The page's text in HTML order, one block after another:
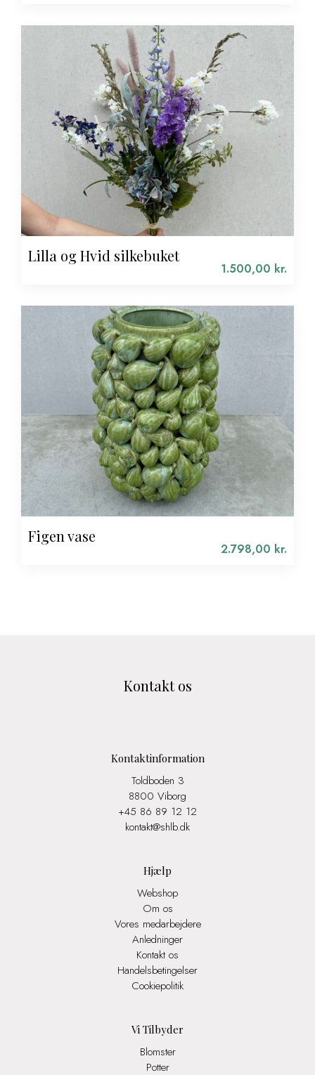
Lilla og Hvid silkebuket
1.500,00 kr.
Figen vase
2.798,00 kr.
Kontakt os
Kontaktinformation
Toldboden 3
8800 Viborg
+45 86 89 12 12
kontakt@shlb.dk
Hjælp
Webshop
Om os
Vores medarbejdere
Anledninger
Kontakt os
Handelsbetingelser
Cookiepolitik
Vi Tilbyder
Blomster
Potter